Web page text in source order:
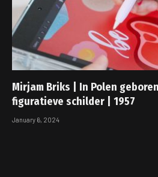
Mirjam Briks | In Polen
figuratieve schilder | 1957
January 6, 2024